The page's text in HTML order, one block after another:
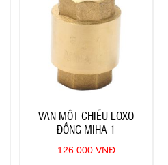
VAN MỘT CHIỀU LOXO
ĐỒNG MIHA 1
126.000 VNĐ